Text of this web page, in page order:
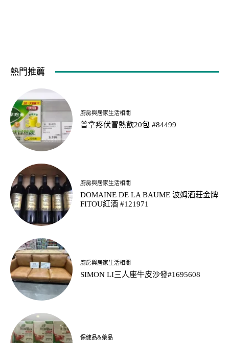
熱門推薦
廚房與居家生活相關
普拿疼伏冒熱飲20包 #84499
廚房與居家生活相關
DOMAINE DE LA BAUME 波姆酒莊金牌
FITOU紅酒 #121971
廚房與居家生活相關
SIMON LI三人座牛皮沙發#1695608
保健品&藥品